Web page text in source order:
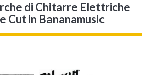
di Chitarre Elettriche
Cut in Bananamusic